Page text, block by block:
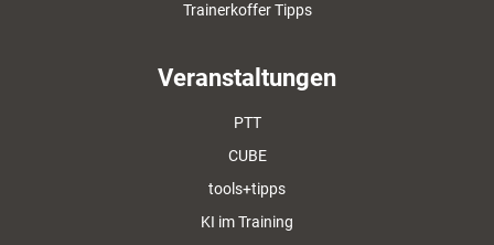
Trainerkoffer Tipps
Veranstaltungen
PTT
CUBE
tools+tipps
KI im Training